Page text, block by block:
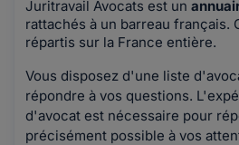
Juritravail Avocats est un
rattachés à un barreau français.
répartis sur la France entière.
Vous disposez d'une liste
répondre à vos questions.
d'avocat est nécessaire pour
précisément possible à vos